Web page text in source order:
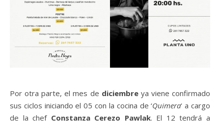
Por otra parte, el mes de diciembre ya viene confirmado
sus ciclos iniciando el 05 con la cocina de ‘Quimera‘ a cargo
de la chef Constanza Cerezo Pawlak. El 12 tendrá a